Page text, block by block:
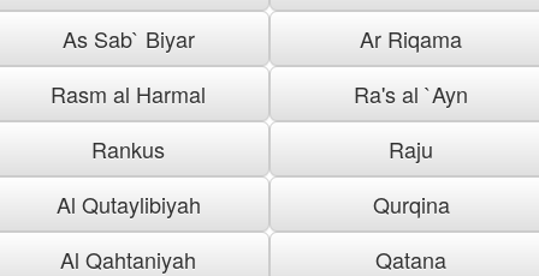
As Sab` Biyar
Ar Riqama
Rasm al Harmal
Ra's al `Ayn
Rankus
Raju
Al Qutaylibiyah
Qurqina
Al Qahtaniyah
Qatana